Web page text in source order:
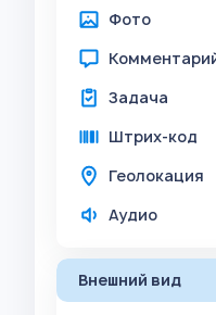
Фото
Задача
Штрих-код
Геолокация
Аудио
Внешний вид